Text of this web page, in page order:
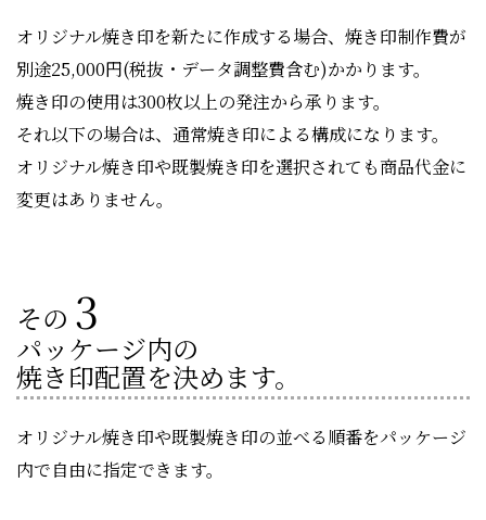
オリジナル焼き印を新たに作成する場合、焼き印制作費が
別途25,000円(税抜・データ調整費含む)かかります。
焼き印の使用は300枚以上の発注から承ります。
それ以下の場合は、通常焼き印による構成になります。
オリジナル焼き印や既製焼き印を選択されても商品代金に
変更はありません。
その 3
パッケージ内の
焼き印配置を決めます。
オリジナル焼き印や既製焼き印の並べる順番をパッケージ
内で自由に指定できます。